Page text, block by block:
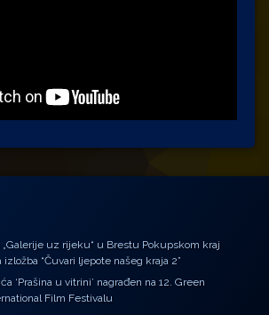
„Galerije uz rijeku“ u Brestu Pokupskom kraj
izložba “Čuvari ljepote našeg kraja 2”
‘Prašina u vitrini’ nagrađen na 12. Green
Film Festivalu